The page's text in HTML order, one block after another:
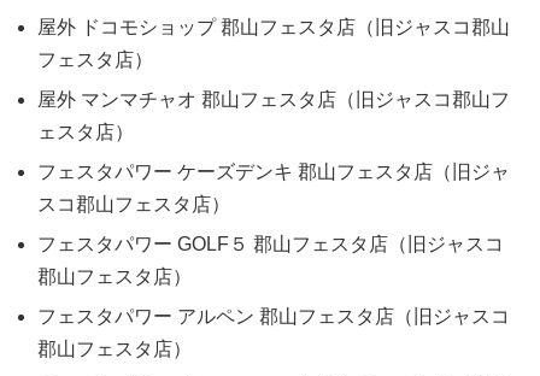
屋外 ドコモショップ 郡山フェスタ店（旧ジャスコ郡山
フェスタ店）
屋外 マンマチャオ 郡山フェスタ店（旧ジャスコ郡山フ
ェスタ店）
フェスタパワー ケーズデンキ 郡山フェスタ店（旧ジャ
スコ郡山フェスタ店）
フェスタパワー GOLF５ 郡山フェスタ店（旧ジャスコ
郡山フェスタ店）
フェスタパワー アルペン 郡山フェスタ店（旧ジャスコ
郡山フェスタ店）